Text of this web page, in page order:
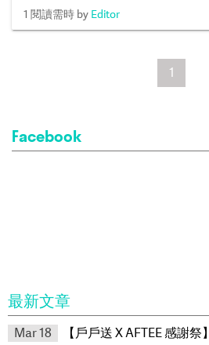
1 閱讀需時 by Editor
1
Facebook
最新文章
Mar 18
【戶戶送 X AFTEE 感謝